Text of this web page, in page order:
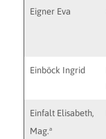
Eigner Eva
Einböck Ingrid
Einfalt Elisabeth,
Mag.a